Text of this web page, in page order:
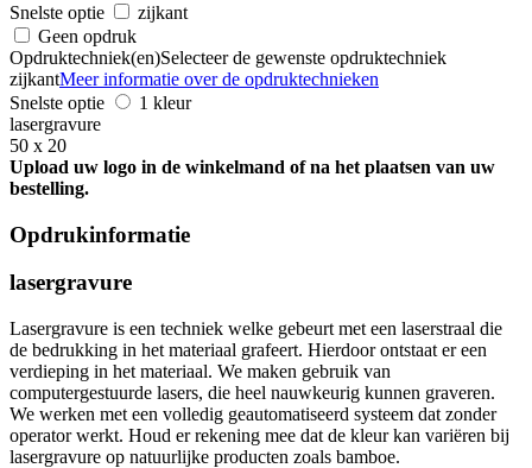
Snelste optie
zijkant
Geen opdruk
Opdruktechniek(en)Selecteer de gewenste opdruktechniek
zijkantMeer informatie over de opdruktechnieken
Snelste optie
1 kleur
lasergravure
50 x 20
Upload uw logo in de winkelmand of na het plaatsen van uw
bestelling.
Opdrukinformatie
lasergravure
Lasergravure is een techniek welke gebeurt met een laserstraal die
de bedrukking in het materiaal grafeert. Hierdoor ontstaat er een
verdieping in het materiaal. We maken gebruik van
computergestuurde lasers, die heel nauwkeurig kunnen graveren.
We werken met een volledig geautomatiseerd systeem dat zonder
operator werkt. Houd er rekening mee dat de kleur kan variëren bij
lasergravure op natuurlijke producten zoals bamboe.